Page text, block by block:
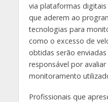
via plataformas
que aderem ao
tecnologias para
como o excesso de
obtidas serão enviadas
responsável por
monitoramento
Profissionais que